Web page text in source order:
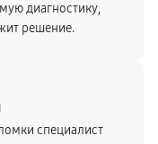
диагностику,
решение.
специалист